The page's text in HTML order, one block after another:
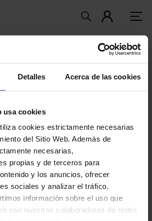
Detalles Acerca de las cookies
usa cookies
cookies estrictamente necesarias
del Sitio Web. Además de
necesarias,
propias y de terceros para
y los anuncios, ofrecer
sociales y analizar el tráfico.
información sobre el uso que
con nuestros colaboradores de redes
enviado!
del Orfeó Català.
el jurado emitirá el veredicto en
y, posteriormente, lo hará
del 2025. El veredicto, que será
individualmente a los
en la web del Palau de la